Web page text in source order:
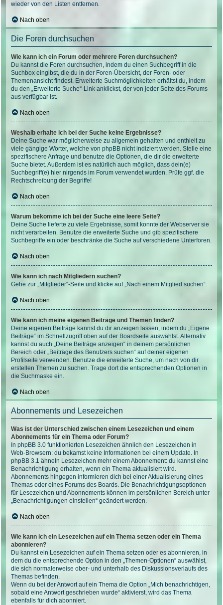
wieder von den Listen entfernen.
Nach oben
Die Foren durchsuchen
Wie kann ich ein Forum oder mehrere Foren durchsuchen?
Du kannst die Foren durchsuchen, indem du einen Suchbegriff in die
Suchbox eingibst, die du in der Foren-Übersicht, der Foren- oder
Themenansicht findest. Erweiterte Suchmöglichkeiten erhältst du, indem
du den „Erweiterte Suche“-Link anklickst, der von jeder Seite des Forums
aus verfügbar ist.
Nach oben
Weshalb erhalte ich bei der Suche keine Ergebnisse?
Deine Suche war möglicherweise zu allgemein gehalten und enthielt zu
viele gängige Wörter, welche von phpBB nicht indiziert werden. Stelle eine
spezifischere Anfrage und benutze die Optionen, die dir die erweiterte
Suche bietet. Außerdem ist es natürlich auch möglich, dass dein(e)
Suchbegriff(e) hier nirgends im Forum verwendet wurden. Prüfe ggf. die
Rechtschreibung der Begriffe!
Nach oben
Warum bekomme ich bei der Suche eine leere Seite?
Deine Suche lieferte zu viele Ergebnisse, somit konnte der Webserver sie
nicht verarbeiten. Benutze die erweiterte Suche und gib spezifischere
Suchbegriffe ein oder beschränke die Suche auf verschiedene Unterforen.
Nach oben
Wie kann ich nach Mitgliedern suchen?
Gehe zur „Mitglieder“-Seite und klicke auf „Nach einem Mitglied suchen“.
Nach oben
Wie kann ich meine eigenen Beiträge und Themen finden?
Deine eigenen Beiträge kannst du dir anzeigen lassen, indem du „Eigene
Beiträge“ im Schnellzugriff oben auf der Boardseite auswählst. Alternativ
kannst du auch „Deine Beiträge anzeigen“ in deinem persönlichen
Bereich oder „Beiträge des Benutzers suchen“ auf deiner eigenen
Profilseite verwenden. Benutze die erweiterte Suche, um nach von dir
erstellen Themen zu suchen. Trage dort die entsprechenden Optionen in
die Suchmaske ein.
Nach oben
Abonnements und Lesezeichen
Was ist der Unterschied zwischen einem Lesezeichen und einem
Abonnements für ein Thema oder Forum?
In phpBB 3.0 funktionierten Lesezeichen ähnlich den Lesezeichen in
Web-Browsern: du bekamst keine Informationen bei einem Update. In
phpBB 3.1 ähneln Lesezeichen mehr einem Abonnement: du kannst eine
Benachrichtigung erhalten, wenn ein Thema aktualisiert wird.
Abonnements hingegen informieren dich bei einer Aktualisierung eines
Themas oder eines Forums des Boards. Die Benachrichtigungsoptionen
für Lesezeichen und Abonnements können im persönlichen Bereich unter
„Benachrichtigungen einstellen“ geändert werden.
Nach oben
Wie kann ich ein Lesezeichen auf ein Thema setzen oder ein Thema
abonnieren?
Du kannst ein Lesezeichen auf ein Thema setzen oder es abonnieren, in
dem du die entsprechende Option in den „Themen-Optionen“ auswählst,
die sich normalerweise ober- und unterhalb des Diskussionsverlaufs des
Themas befinden.
Wenn du bei der Antwort auf ein Thema die Option „Mich benachrichtigen,
sobald eine Antwort geschrieben wurde“ aktivierst, wird das Thema
ebenfalls für dich abonniert.